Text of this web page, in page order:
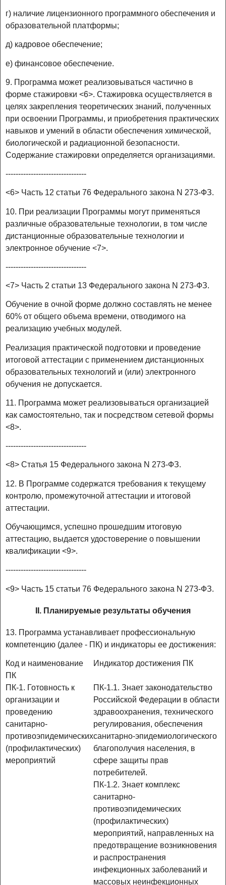
г) наличие лицензионного программного обеспечения и
образовательной платформы;
д) кадровое обеспечение;
е) финансовое обеспечение.
9. Программа может реализовываться частично в
форме стажировки <6>. Стажировка осуществляется в
целях закрепления теоретических знаний, полученных
при освоении Программы, и приобретения практических
навыков и умений в области обеспечения химической,
биологической и радиационной безопасности.
Содержание стажировки определяется организациями.
--------------------------------
<6> Часть 12 статьи 76 Федерального закона N 273-ФЗ.
10. При реализации Программы могут применяться
различные образовательные технологии, в том числе
дистанционные образовательные технологии и
электронное обучение <7>.
--------------------------------
<7> Часть 2 статьи 13 Федерального закона N 273-ФЗ.
Обучение в очной форме должно составлять не менее
60% от общего объема времени, отводимого на
реализацию учебных модулей.
Реализация практической подготовки и проведение
итоговой аттестации с применением дистанционных
образовательных технологий и (или) электронного
обучения не допускается.
11. Программа может реализовываться организацией
как самостоятельно, так и посредством сетевой формы
<8>.
--------------------------------
<8> Статья 15 Федерального закона N 273-ФЗ.
12. В Программе содержатся требования к текущему
контролю, промежуточной аттестации и итоговой
аттестации.
Обучающимся, успешно прошедшим итоговую
аттестацию, выдается удостоверение о повышении
квалификации <9>.
--------------------------------
<9> Часть 15 статьи 76 Федерального закона N 273-ФЗ.
II. Планируемые результаты обучения
13. Программа устанавливает профессиональную
компетенцию (далее - ПК) и индикаторы ее достижения:
Код и наименование
ПК
Индикатор достижения ПК
ПК-1. Готовность к
организации и
проведению
санитарно-
противоэпидемических
(профилактических)
мероприятий
ПК-1.1. Знает законодательство
Российской Федерации в области
здравоохранения, технического
регулирования, обеспечения
санитарно-эпидемиологического
благополучия населения, в
сфере защиты прав
потребителей.
ПК-1.2. Знает комплекс
санитарно-
противоэпидемических
(профилактических)
мероприятий, направленных на
предотвращение возникновения
и распространения
инфекционных заболеваний и
массовых неинфекционных